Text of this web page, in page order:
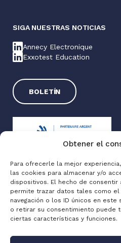
Obtener el
Para ofrecerle la mejor
las cookies para almacenar y/o
dispositivos. El hecho de consentir
permite trazar datos tales como
navegación o los ID únicos en
o retirar su consentimiento puede
ciertas características y funciones.
SIGA NUESTRAS NOTICIAS
Annecy Electronique
Exxotest Education
BOLETÍN
Exxotest® 2025
Información jurídica
Política de privacidad
Made with love byAltimax